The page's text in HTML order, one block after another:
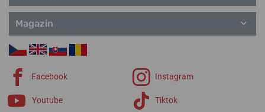
Ceramic
Classic
Connected D
Chronograph
Chrono Bike
Chrono Sport
Extra
Magazin
Facebook Instagram
Youtube Tiktok